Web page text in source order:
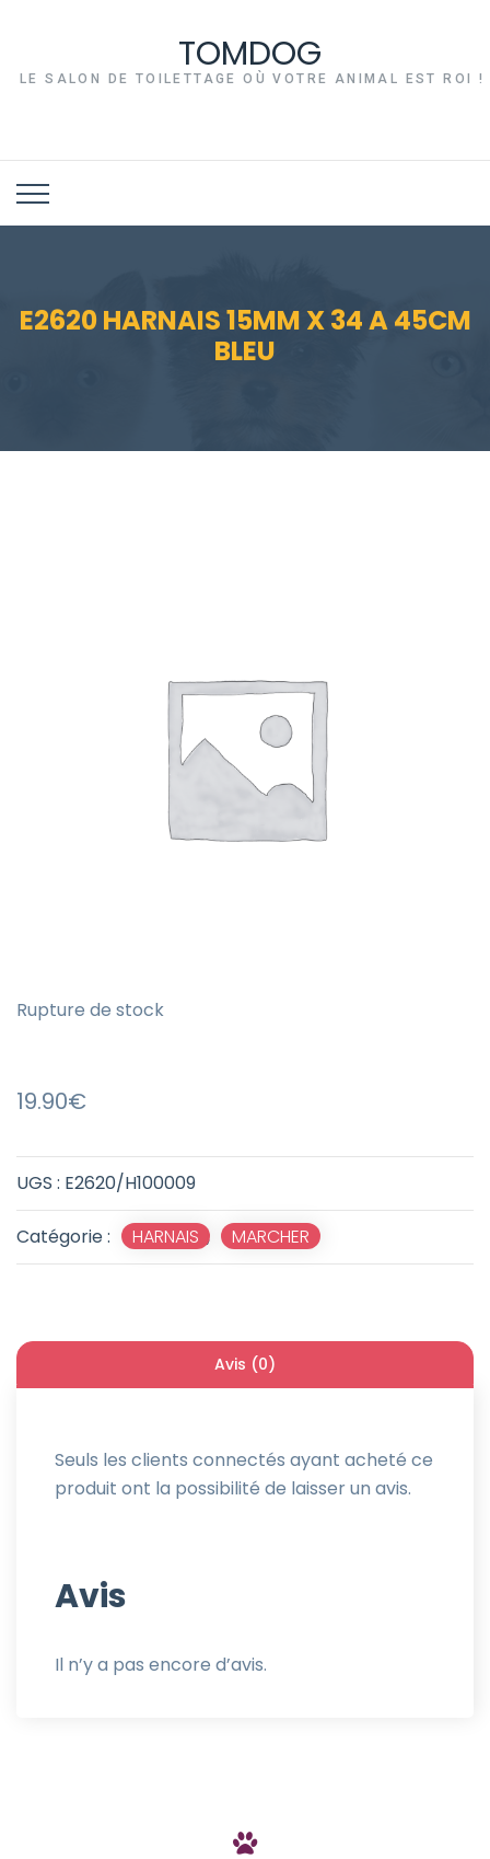
TOMDOG
LE SALON DE TOILETTAGE OÙ VOTRE ANIMAL EST ROI !
E2620 HARNAIS 15MM X 34 A 45CM
BLEU
UGS : E2620/H100009
Catégorie : HARNAIS , MARCHER
19.90€
Rupture de stock
Avis (0)
Avis
Il n’y a pas encore d’avis.
Seuls les clients connectés ayant acheté ce
produit ont la possibilité de laisser un avis.